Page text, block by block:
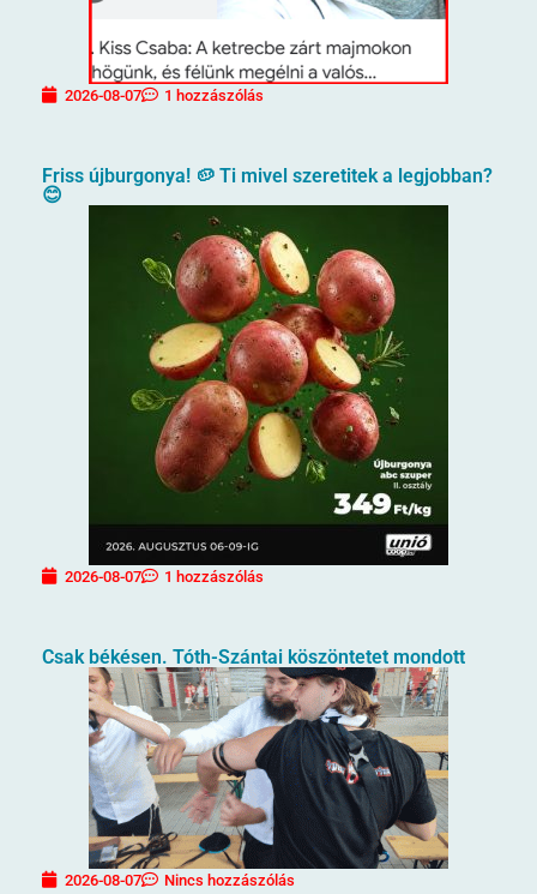
2026-08-07 1 hozzászólás
Friss újburgonya! 🥔 Ti mivel szeretitek a legjobban?
😊
2026-08-07 1 hozzászólás
Csak békésen. Tóth-Szántai köszöntetet mondott
2026-08-07 Nincs hozzászólás